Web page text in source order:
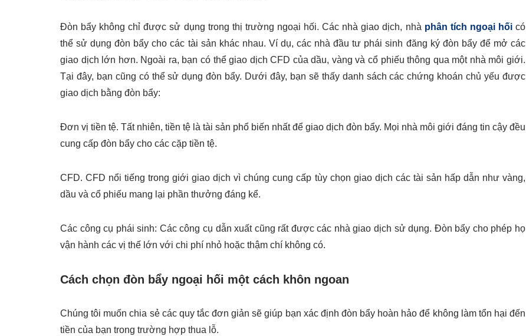
Đòn bẩy không chỉ được sử dụng trong thị trường ngoại hối. Các nhà giao dịch, nhà phân tích ngoại hối có
thể sử dụng đòn bẩy cho các tài sản khác nhau. Ví dụ, các nhà đầu tư phái sinh đăng ký đòn bẩy để mở các
giao dịch lớn hơn. Ngoài ra, bạn có thể giao dịch CFD của dầu, vàng và cổ phiếu thông qua một nhà môi giới.
Tại đây, bạn cũng có thể sử dụng đòn bẩy. Dưới đây, bạn sẽ thấy danh sách các chứng khoán chủ yếu được
giao dịch bằng đòn bẩy:
Đơn vị tiền tệ. Tất nhiên, tiền tệ là tài sản phổ biến nhất để giao dịch đòn bẩy. Mọi nhà môi giới đáng tin cậy đều
cung cấp đòn bẩy cho các cặp tiền tệ.
CFD. CFD nổi tiếng trong giới giao dịch vì chúng cung cấp tùy chọn giao dịch các tài sản hấp dẫn như vàng,
dầu và cổ phiếu mang lại phần thưởng đáng kể.
Các công cụ phái sinh: Các công cụ dẫn xuất cũng rất được các nhà giao dịch sử dụng. Đòn bẩy cho phép họ
vận hành các vị thế lớn với chi phí nhỏ hoặc thậm chí không có.
Cách chọn đòn bẩy ngoại hối một cách khôn ngoan
Chúng tôi muốn chia sẻ các quy tắc đơn giản sẽ giúp bạn xác định đòn bẩy hoàn hảo để không làm tổn hại đến
tiền của bạn trong trường hợp thua lỗ.